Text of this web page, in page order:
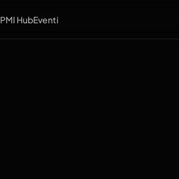
PMI HubEventi